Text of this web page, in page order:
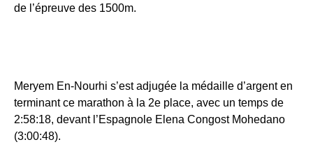
de l’épreuve des 1500m.
Meryem En-Nourhi s’est adjugée la médaille d’argent en
terminant ce marathon à la 2e place, avec un temps de
2:58:18, devant l’Espagnole Elena Congost Mohedano
(3:00:48).